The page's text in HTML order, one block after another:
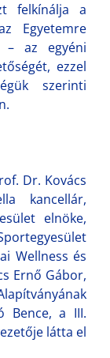
felkínálja a
Egyetemre
– az egyéni
ezzel
szerinti
Dr. Kovács
kancellár,
elnöke,
Wellness és
Ernő Gábor,
Bence, a III.
látta el